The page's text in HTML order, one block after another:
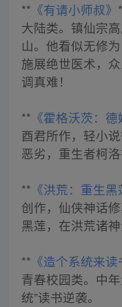
** 《有请小师叔》
大陆类。镇仙宗
山。他看似无修
施展绝世医术，
调真难！
** 《霍格沃茨：
酉君所作，轻小
恶劣，重生者柯
** 《洪荒：重生
创作，仙侠神话
黑莲，在洪荒诸
** 《造个系统来读
青春校园类。中
统”读书逆袭。